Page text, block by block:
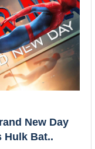
New Day
Hulk Bat..